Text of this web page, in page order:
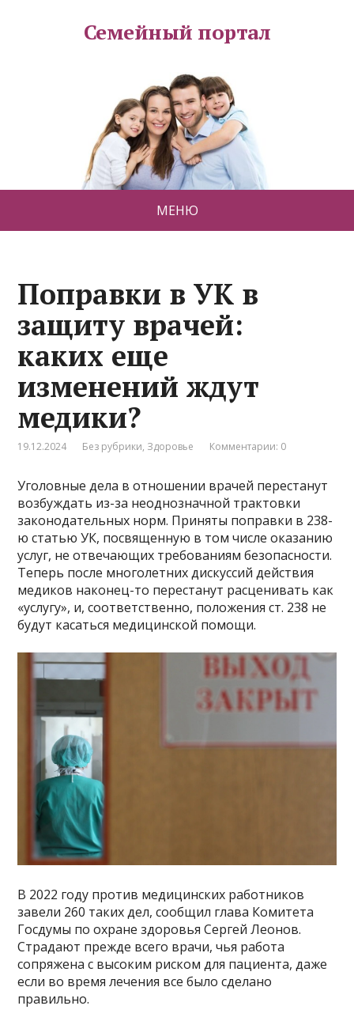
Семейный портал
МЕНЮ
Поправки в УК в
защиту врачей:
каких еще
изменений ждут
медики?
19.12.2024 Без рубрики, Здоровье Комментарии: 0
Уголовные дела в отношении врачей перестанут
возбуждать из-за неоднозначной трактовки
законодательных норм. Приняты поправки в 238-
ю статью УК, посвященную в том числе оказанию
услуг, не отвечающих требованиям безопасности.
Теперь после многолетних дискуссий действия
медиков наконец-то перестанут расценивать как
«услугу», и, соответственно, положения ст. 238 не
будут касаться медицинской помощи.
В 2022 году против медицинских работников
завели 260 таких дел, сообщил глава Комитета
Госдумы по охране здоровья Сергей Леонов.
Страдают прежде всего врачи, чья работа
сопряжена с высоким риском для пациента, даже
если во время лечения все было сделано
правильно.